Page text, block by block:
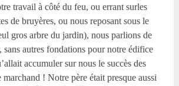
travail à côté du feu, ou errant surles
de bruyères, ou nous reposant sous le
gros arbre du jardin), nous parlions de
sans autres fondations pour notre édifice
accumuler sur nous le succès des
! Notre père était presque aussi